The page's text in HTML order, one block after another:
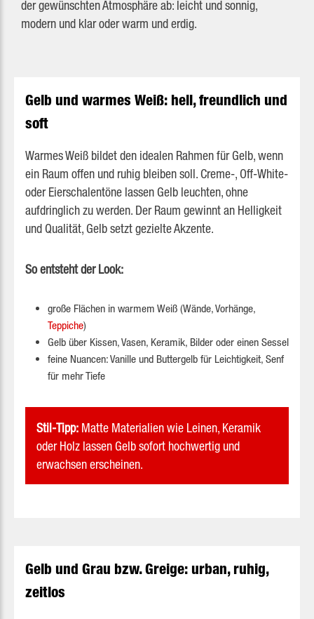
der gewünschten Atmosphäre ab: leicht und sonnig,
modern und klar oder warm und erdig.
Gelb und warmes Weiß: hell, freundlich und
soft
Warmes Weiß bildet den idealen Rahmen für Gelb, wenn
ein Raum offen und ruhig bleiben soll. Creme-, Off-White-
oder Eierschalentöne lassen Gelb leuchten, ohne
aufdringlich zu werden. Der Raum gewinnt an Helligkeit
und Qualität, Gelb setzt gezielte Akzente.
So entsteht der Look:
große Flächen in warmem Weiß (Wände, Vorhänge,
Teppiche)
Gelb über Kissen, Vasen, Keramik, Bilder oder einen Sessel
feine Nuancen: Vanille und Buttergelb für Leichtigkeit, Senf
für mehr Tiefe
Stil-Tipp: Matte Materialien wie Leinen, Keramik
oder Holz lassen Gelb sofort hochwertig und
erwachsen erscheinen.
Gelb und Grau bzw. Greige: urban, ruhig,
zeitlos